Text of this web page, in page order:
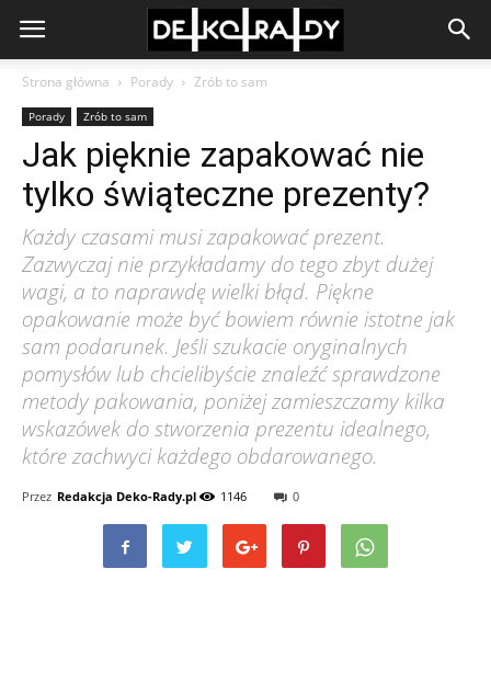
Strona główna Porady Zrób to sam
Porady Zrób to sam
Jak pięknie zapakować nie
tylko świąteczne prezenty?
Każdy czasami musi zapakować prezent.
Zazwyczaj nie przykładamy do tego zbyt dużej
wagi, a to naprawdę wielki błąd. Piękne
opakowanie może być bowiem równie istotne jak
sam podarunek. Jeśli szukacie oryginalnych
pomysłów lub chcielibyście znaleźć sprawdzone
metody pakowania, poniżej zamieszczamy kilka
wskazówek do stworzenia prezentu idealnego,
które zachwyci każdego obdarowanego.
Przez Redakcja Deko-Rady.pl 1146 0